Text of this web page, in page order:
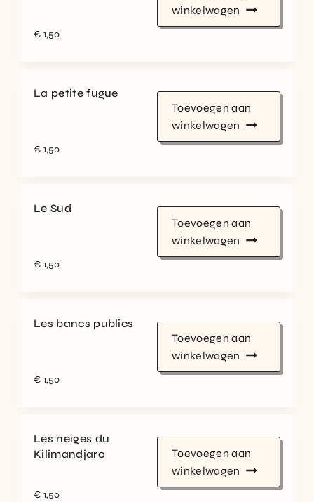
€ 1,50
winkelwagen
La petite fugue
€ 1,50
Toevoegen aan
winkelwagen
Le Sud
€ 1,50
Toevoegen aan
winkelwagen
Les bancs publics
€ 1,50
Toevoegen aan
winkelwagen
Les neiges du
Kilimandjaro
€ 1,50
Toevoegen aan
winkelwagen